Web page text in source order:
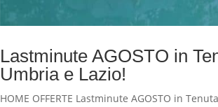
Lastminute AGOSTO in
Umbria e Lazio!
HOME OFFERTE Lastminute AGOSTO in